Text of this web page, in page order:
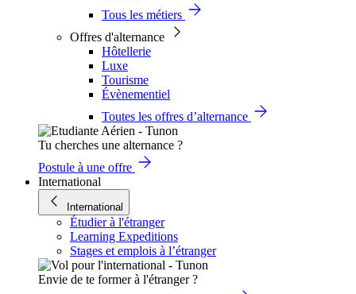
Tous les métiers
Offres d'alternance
Hôtellerie
Luxe
Tourisme
Évènementiel
Toutes les offres d’alternance
Tu cherches une alternance ?
Postule à une offre
International
International
Étudier à l'étranger
Learning Expeditions
Stages et emplois à l’étranger
Envie de te former à l'étranger ?